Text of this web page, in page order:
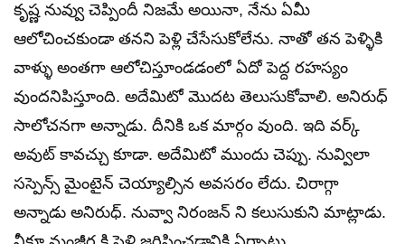
కృష్ణ నువ్వు చెప్పిందీ నిజమే అయినా, నేను ఏమీ
ఆలోచించకుండా తనని పెళ్లి చేసేసుకోలేను. నాతో తన పెళ్ళికి
వాళ్ళు అంతగా ఆలోచిస్తూండడంలో ఏదో పెద్ద రహస్యం
వుందనిపిస్తూంది. అదేమిటో మొదట తెలుసుకోవాలి. అనిరుధ్
సాలోచనగా అన్నాడు. దీనికి ఒక మార్గం వుంది. ఇది వర్క్
అవుట్ కావచ్చు కూడా. అదేమిటో ముందు చెప్పు. నువ్విలా
సస్పెన్స్ మైంటైన్ చెయ్యాల్సిన అవసరం లేదు. చిరాగ్గా
అన్నాడు అనిరుధ్. నువ్వా నిరంజన్ ని కలుసుకుని మాట్లాడు.